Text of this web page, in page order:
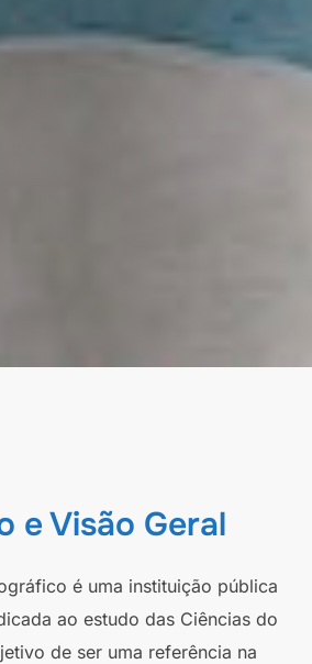
e Visão Geral
é uma instituição pública
ao estudo das Ciências do
de ser uma referência na